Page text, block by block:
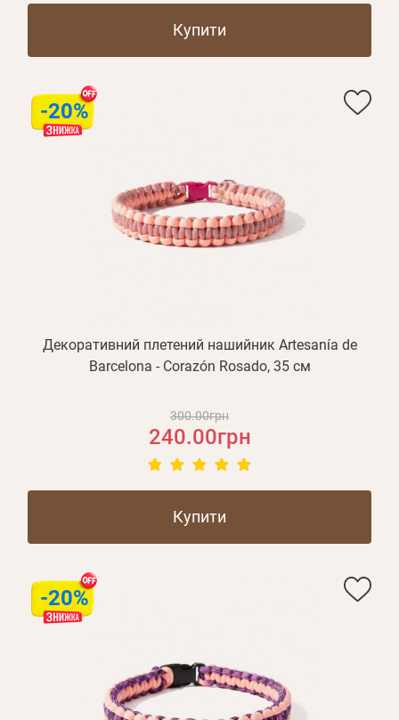
Купити
-20%
Декоративний плетений нашийник Artesanía de
Barcelona - Corazón Rosado, 35 см
300.00грн
240.00грн
Купити
-20%